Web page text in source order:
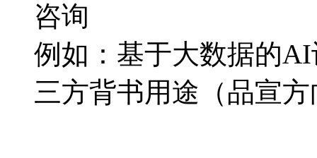
咨询
例如：基于大数据的
三方背书用途（品宣